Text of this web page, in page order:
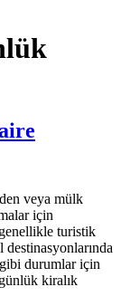
veya mülk
için
turistik
durumlar için
kiralık